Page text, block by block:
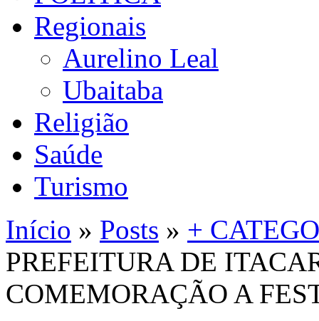
Regionais
Aurelino Leal
Ubaitaba
Religião
Saúde
Turismo
Início » Posts » +
PREFEITURA DE
COMEMORAÇÃO A